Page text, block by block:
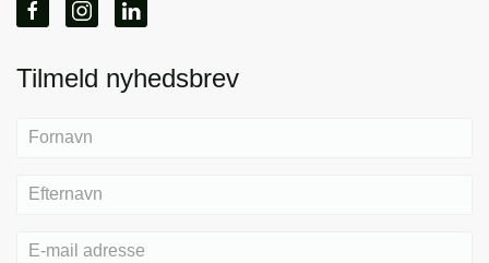
Tilmeld nyhedsbrev